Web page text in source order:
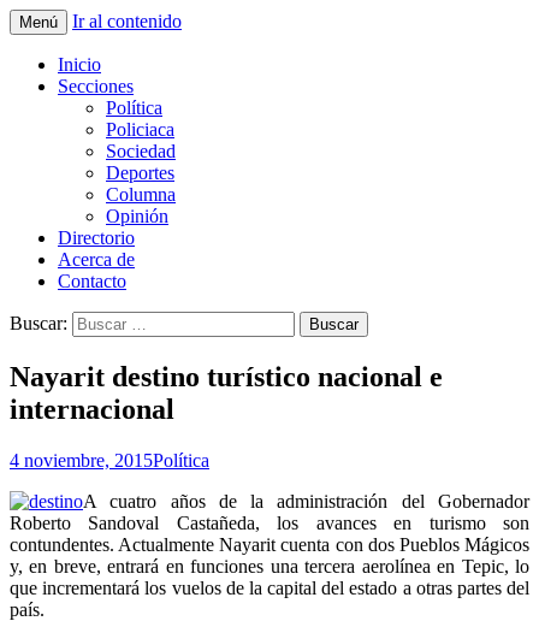
La Yunta de Tepic
Menú Ir al contenido
Inicio
Secciones
Política
Policiaca
Sociedad
Deportes
Columna
Opinión
Directorio
Acerca de
Contacto
Buscar:
Nayarit destino turístico nacional e
internacional
4 noviembre, 2015Política
A cuatro años de la administración del Gobernador
Roberto Sandoval Castañeda, los avances en turismo son
contundentes. Actualmente Nayarit cuenta con dos Pueblos Mágicos
y, en breve, entrará en funciones una tercera aerolínea en Tepic, lo
que incrementará los vuelos de la capital del estado a otras partes del
país.